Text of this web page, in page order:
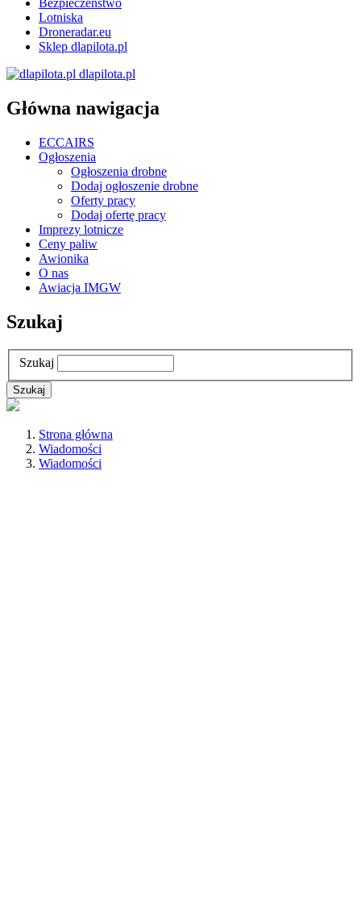
Bezpieczeństwo
Lotniska
Droneradar.eu
Sklep dlapilota.pl
dlapilota.pl
Główna nawigacja
ECCAIRS
Ogłoszenia
Ogłoszenia drobne
Dodaj ogłoszenie drobne
Oferty pracy
Dodaj ofertę pracy
Imprezy lotnicze
Ceny paliw
Awionika
O nas
Awiacja IMGW
Szukaj
Szukaj
Strona główna
Wiadomości
Wiadomości